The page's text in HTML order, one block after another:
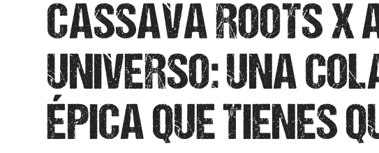
CASSAVA ROOTS X
UNIVERSO: UNA
ÉPICA QUE TIENES